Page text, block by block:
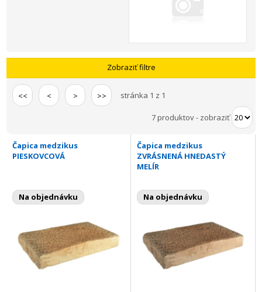
Zobraziť filtre
<< < > >> stránka 1 z 1
7 produktov- zobraziť
Čapica medzikus
PIESKOVCOVÁ
Na objednávku
Čapica medzikus
ZVRÁSNENÁ HNEDASTÝ
MELÍR
Na objednávku